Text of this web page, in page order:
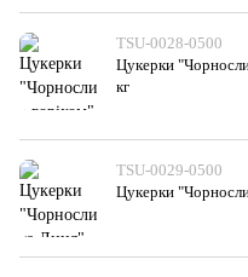
TSU-0028-0500
Цукерки
кг
TSU-0029-0500
Цукерки